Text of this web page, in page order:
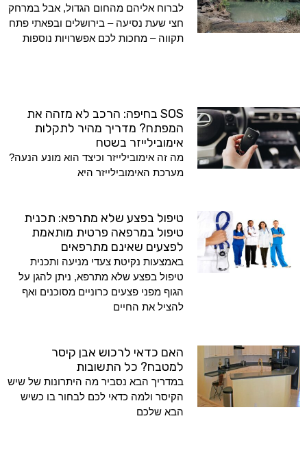
לברוח אליהם מהחום הגדול, אבל במרחק
חצי שעת נסיעה – בירושלים ובפאתי פתח
תקווה – מחכות לכם אפשרויות נוספות
SOS בחיפה: הרכב לא מזהה את
המפתח? מדריך מהיר לתקלות
אימובילייזר בשטח
מה זה אימובילייזר וכיצד הוא מונע הנעה?
מערכת האימובילייזר היא
טיפול בפצע שלא מתרפא: תכנית
טיפול במרפאה פרטית מותאמת
לפצעים שאינם מתרפאים
באמצעות נקיטת צעדי מניעה ותכנית
טיפול בפצע שלא מתרפא, ניתן להגן על
הגוף מפני פצעים כרוניים מסוכנים ואף
להציל את החיים
האם כדאי לרכוש אבן קיסר
למטבח? כל התשובות
במדריך הבא נסביר מה היתרונות של שיש
הקיסר ולמה כדאי לכם לבחור בו כשיש
הבא שלכם